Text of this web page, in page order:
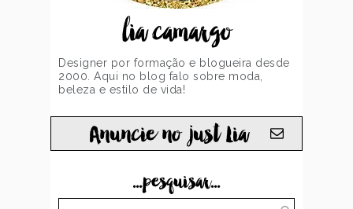
lia camargo
Designer por formação e blogueira desde
2000. Aqui no blog falo sobre moda,
beleza e estilo de vida!
Anuncie no just Lia
...pesquisar...